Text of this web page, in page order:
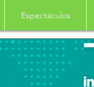
Espectáculos